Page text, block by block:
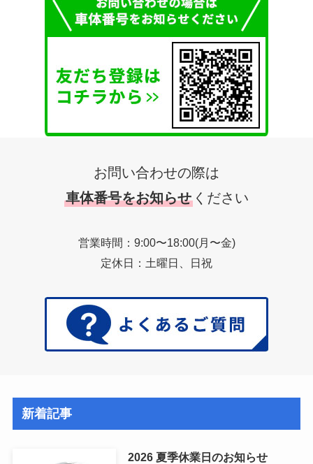
お問い合わせの際は
車体番号をお知らせ ください
営業時間：9:00〜18:00(月〜金)
定休日：土曜日、日祝
新着記事
2026 夏季休業日のお知らせ